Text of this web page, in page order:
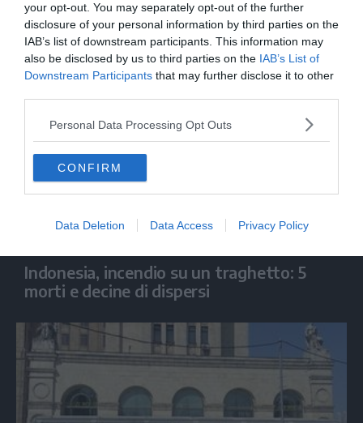
your opt-out. You may separately opt-out of the further
disclosure of your personal information by third parties on the
IAB’s list of downstream participants. This information may
also be disclosed by us to third parties on the IAB’s List of
Downstream Participants that may further disclose it to other
Personal Data Processing Opt Outs
CONFIRM
Data Deletion Data Access Privacy Policy
Grecia, continua la battaglia contro i
roghi sulle colline di Porto Germeno
Indonesia, incendio su un traghetto: 5
morti e decine di dispersi